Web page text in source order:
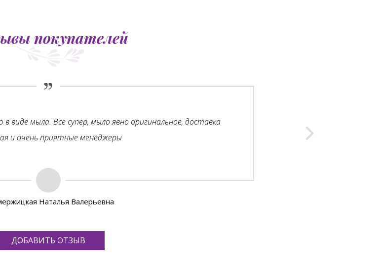
покупателей
виде мыла. Все супер, мыло явно оригинальное, доставка
и очень приятные менеджеры
Наталья Валерьевна
ДОБАВИТЬ ОТЗЫВ